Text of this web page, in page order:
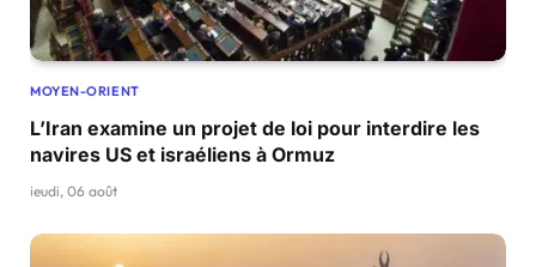
MOYEN-ORIENT
L’Iran examine un projet de loi pour interdire les
navires US et israéliens à Ormuz
jeudi, 06 août